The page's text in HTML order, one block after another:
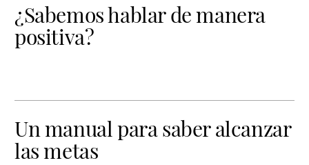
¿Sabemos hablar de manera
positiva?
Un manual para saber alcanzar
las metas